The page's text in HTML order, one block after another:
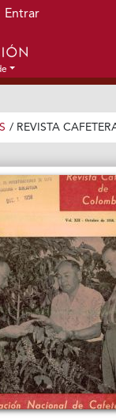
principal
sitio
Entrar
/ REVISTA